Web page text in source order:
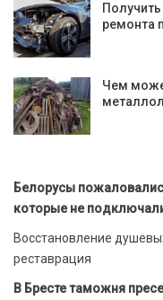
ремонта
Чем
Белорусы
которые не
Восстановление
реставрация
В Бресте таможня